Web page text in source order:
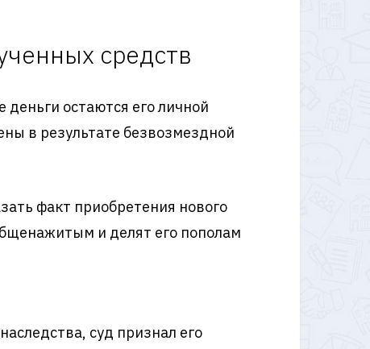
средств
остаются его личной
в результате безвозмездной
факт приобретения нового
и делят его пополам
суд признал его